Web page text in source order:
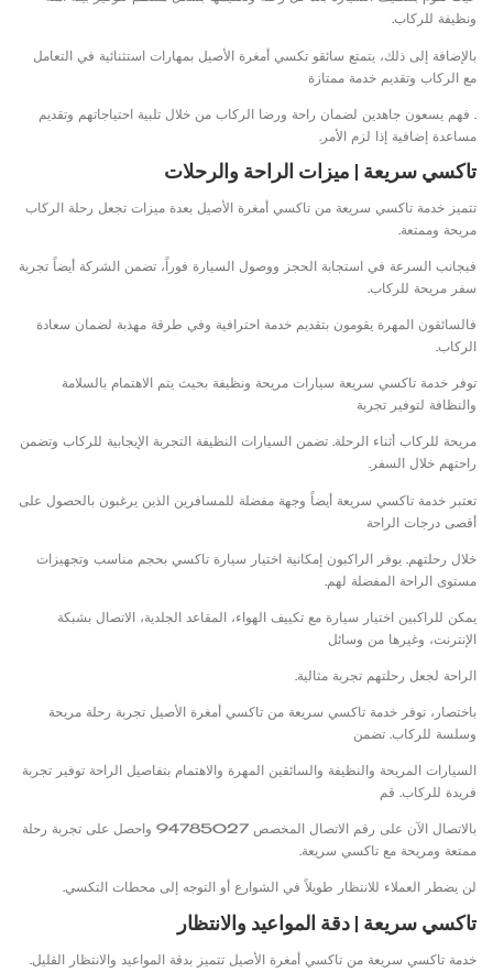
ونظيفة للركاب.
بالإضافة إلى ذلك، يتمتع سائقو تكسي أمغرة الأصيل بمهارات استثنائية في التعامل
مع الركاب وتقديم خدمة ممتازة
. فهم يسعون جاهدين لضمان راحة ورضا الركاب من خلال تلبية احتياجاتهم وتقديم
مساعدة إضافية إذا لزم الأمر.
تاكسي سريعة | ميزات الراحة والرحلات
تتميز خدمة تاكسي سريعة من تاكسي أمغرة الأصيل بعدة ميزات تجعل رحلة الركاب
مريحة وممتعة.
فبجانب السرعة في استجابة الحجز ووصول السيارة فوراً، تضمن الشركة أيضاً تجربة
سفر مريحة للركاب.
فالسائقون المهرة يقومون بتقديم خدمة احترافية وفي طرقة مهذبة لضمان سعادة
الركاب.
توفر خدمة تاكسي سريعة سيارات مريحة ونظيفة بحيث يتم الاهتمام بالسلامة
والنظافة لتوفير تجربة
مريحة للركاب أثناء الرحلة. تضمن السيارات النظيفة التجربة الإيجابية للركاب وتضمن
راحتهم خلال السفر.
تعتبر خدمة تاكسي سريعة أيضاً وجهة مفضلة للمسافرين الذين يرغبون بالحصول على
أقصى درجات الراحة
خلال رحلتهم. يوفر الراكبون إمكانية اختيار سيارة تاكسي بحجم مناسب وتجهيزات
مستوى الراحة المفضلة لهم.
يمكن للراكبين اختيار سيارة مع تكييف الهواء، المقاعد الجلدية، الاتصال بشبكة
الإنترنت، وغيرها من وسائل
الراحة لجعل رحلتهم تجربة مثالية.
باختصار، توفر خدمة تاكسي سريعة من تاكسي أمغرة الأصيل تجربة رحلة مريحة
وسلسة للركاب. تضمن
السيارات المريحة والنظيفة والسائقين المهرة والاهتمام بتفاصيل الراحة توفير تجربة
فريدة للركاب. قم
بالاتصال الآن على رقم الاتصال المخصص 94785027 واحصل على تجربة رحلة
ممتعة ومريحة مع تاكسي سريعة.
لن يضطر العملاء للانتظار طويلاً في الشوارع أو التوجه إلى محطات التكسي.
تاكسي سريعة | دقة المواعيد والانتظار
خدمة تاكسي سريعة من تاكسي أمغرة الأصيل تتميز بدقة المواعيد والانتظار القليل.